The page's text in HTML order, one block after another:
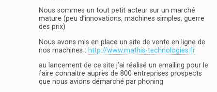
Nous sommes un tout petit acteur sur un marché
mature (peu d’innovations, machines simples, guerre
des prix)
Nous avons mis en place un site de vente en ligne de
nos machines : http://www.mathis-technologies.fr
au lancement de ce site j’ai réalisé un emailing pour le
faire connaitre auprès de 800 entreprises prospects
que nous avions démarché par phoning